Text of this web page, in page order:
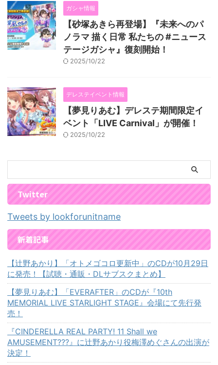
ガシャ情報
【砂塚あきら再登場】『未来へのパ
ノラマ 描く日常 私たちの #ニュース
テージガシャ』復刻開始！
2025/10/22
デレステイベント情報
【夢見りあむ】デレステ期間限定イ
ベント「LIVE Carnival」が開催！
2025/10/22
Twitter
Tweets by lookforunitname
新着記事
【辻野あかり】「オトメゴコロ更新中」のCDが10月29日
に発売！【試聴・通販・DLサブスクまとめ】
【夢見りあむ】「EVERAFTER」のCDが『10th
MEMORIAL LIVE STARLIGHT STAGE』会場にて先行発
売！
『CINDERELLA REAL PARTY! 11 Shall we
AMUSEMENT???』に辻野あかり役梅澤めぐさんの出演が
決定！